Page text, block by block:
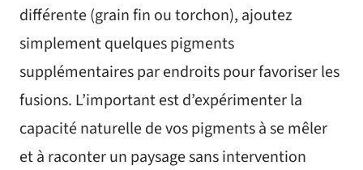
différente (grain fin ou torchon), ajoutez
simplement quelques pigments
supplémentaires par endroits pour favoriser les
fusions. L’important est d’expérimenter la
capacité naturelle de vos pigments à se mêler
et à raconter un paysage sans intervention